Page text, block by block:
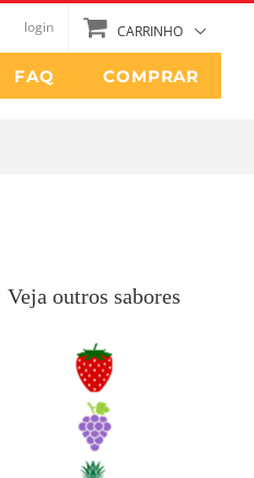
login CARRINHO
FAQ COMPRAR
Veja outros sabores